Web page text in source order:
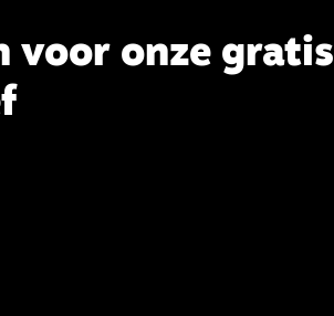
voor onze gratis